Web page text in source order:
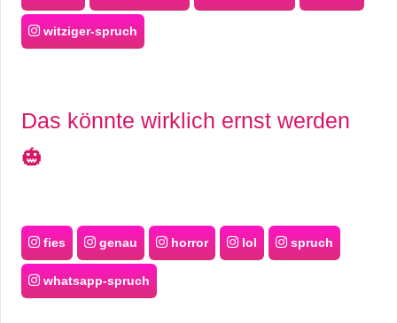
witziger-spruch
Das könnte wirklich ernst werden
🎃
fies genau horror lol spruch
whatsapp-spruch